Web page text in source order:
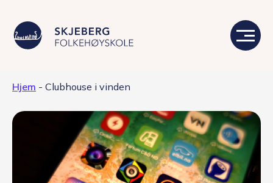
Livet på skolen
Hjem - Clubhouse i vinden